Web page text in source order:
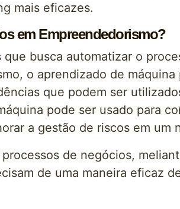
mais eficazes.
em Empreendedorismo?
busca automatizar o
o aprendizado de máquina
que podem ser
pode ser usado para
a gestão de riscos em um
de negócios,
de uma maneira eficaz